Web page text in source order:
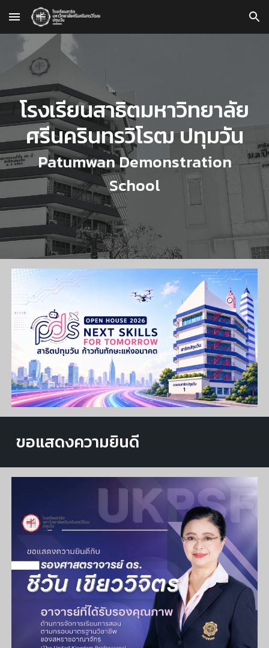
Skip to main content Skip to navigation
โรงเรียนสาธิตมหาวิทยาลัย
ศรีนครินทรวิโรฒ ปทุมวัน
Patumwan Demonstration
School
ขอแสดงความยินดี